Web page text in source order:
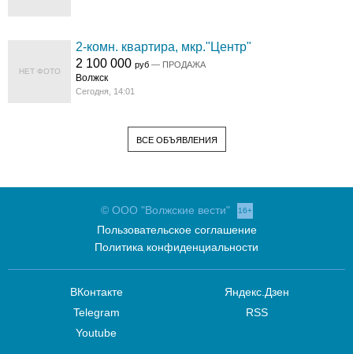
НЕТ ФОТО
2-комн. квартира, мкр."Центр"
2 100 000руб — ПРОДАЖА
Волжск
Сегодня, 14:01
ВСЕ ОБЪЯВЛЕНИЯ
© ООО "Волжские вести" 16+
Пользовательское соглашение
Политика конфиденциальности
ВКонтакте
Telegram
Youtube
Яндекс.Дзен
RSS